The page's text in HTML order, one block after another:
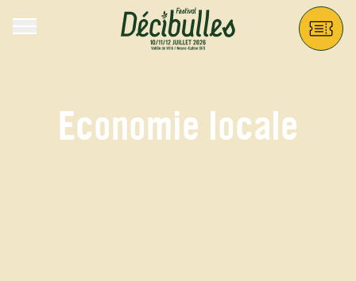
Aller au contenu principal
Economie locale